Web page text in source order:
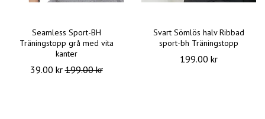
Seamless Sport-BH
Träningstopp grå med vita
kanter
39.00 kr199.00 kr
Svart Sömlös halv Ribbad
sport-bh Träningstopp
199.00 kr